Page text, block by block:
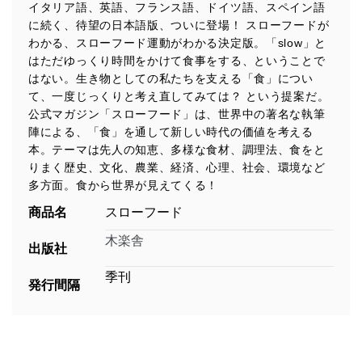
イタリア語、英語、フランス語、ドイツ語、スペイン語
に続く、待望の日本語版、ついに登場！ スローフードが
わかる、スローフード運動がわかる決定版。「slow」と
はただゆっくり時間をかけて食事をする、ということで
はない。生き物としての私たちを支える「食」につい
て、一度じっくりと考え直してみては？ という提案だ。
公式マガジン「スローフード」は、世界中の著名な執筆
陣による、「食」を通して新しい時代の価値を考える
本。テーマは先人の知恵、多様な食材、調理法、食をと
りまく歴史、文化、農業、経済、心理、社会、環境など
多方面。食から世界が見えてくる！
商品名 スローフード
出版社
木楽舎
発行間隔
季刊